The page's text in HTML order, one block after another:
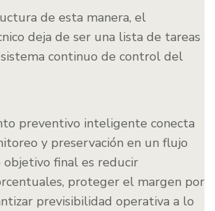
de esta manera, el
deja de ser una lista de tareas
continuo de control del
preventivo inteligente conecta
y preservación en un flujo
objetivo final es reducir
proteger el margen por
previsibilidad operativa a lo